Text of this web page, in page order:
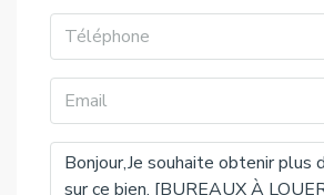
Présence d’une cuisine.
Aménagement actuel cloisonné en 2
4ème étage :
Possibilité de réunir les deux lots
d’environ 304 m²
Parquet et moulures